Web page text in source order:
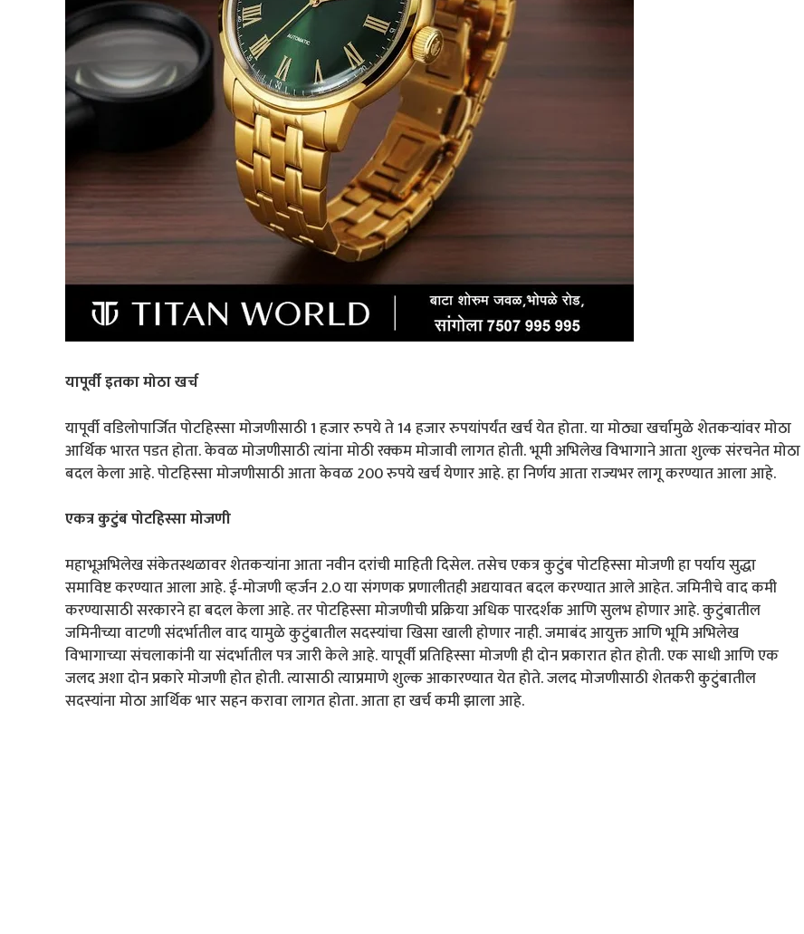
यापूर्वी इतका मोठा खर्च
यापूर्वी वडिलोपार्जित पोटहिस्सा मोजणीसाठी 1 हजार रुपये ते 14 हजार रुपयांपर्यंत खर्च येत होता. या मोठ्या खर्चामुळे शेतकऱ्यांवर मोठा
आर्थिक भारत पडत होता. केवळ मोजणीसाठी त्यांना मोठी रक्कम मोजावी लागत होती. भूमी अभिलेख विभागाने आता शुल्क संरचनेत मोठा
बदल केला आहे. पोटहिस्सा मोजणीसाठी आता केवळ 200 रुपये खर्च येणार आहे. हा निर्णय आता राज्यभर लागू करण्यात आला आहे.
एकत्र कुटुंब पोटहिस्सा मोजणी
महाभूअभिलेख संकेतस्थळावर शेतकऱ्यांना आता नवीन दरांची माहिती दिसेल. तसेच एकत्र कुटुंब पोटहिस्सा मोजणी हा पर्याय सुद्धा
समाविष्ट करण्यात आला आहे. ई-मोजणी व्हर्जन 2.0 या संगणक प्रणालीतही अद्ययावत बदल करण्यात आले आहेत. जमिनीचे वाद कमी
करण्यासाठी सरकारने हा बदल केला आहे. तर पोटहिस्सा मोजणीची प्रक्रिया अधिक पारदर्शक आणि सुलभ होणार आहे. कुटुंबातील
जमिनीच्या वाटणी संदर्भातील वाद यामुळे कुटुंबातील सदस्यांचा खिसा खाली होणार नाही. जमाबंद आयुक्त आणि भूमि अभिलेख
विभागाच्या संचलाकांनी या संदर्भातील पत्र जारी केले आहे. यापूर्वी प्रतिहिस्सा मोजणी ही दोन प्रकारात होत होती. एक साधी आणि एक
जलद अशा दोन प्रकारे मोजणी होत होती. त्यासाठी त्याप्रमाणे शुल्क आकारण्यात येत होते. जलद मोजणीसाठी शेतकरी कुटुंबातील
सदस्यांना मोठा आर्थिक भार सहन करावा लागत होता. आता हा खर्च कमी झाला आहे.